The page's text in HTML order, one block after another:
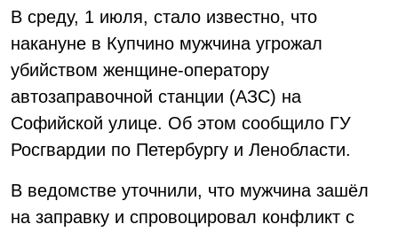
В среду, 1 июля, стало известно, что
накануне в Купчино мужчина угрожал
убийством женщине-оператору
автозаправочной станции (АЗС) на
Софийской улице. Об этом сообщило ГУ
Росгвардии по Петербургу и Ленобласти.
В ведомстве уточнили, что мужчина зашёл
на заправку и спровоцировал конфликт с